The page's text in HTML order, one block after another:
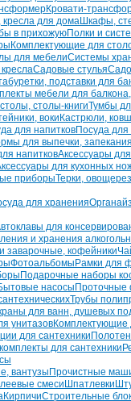
Кровати-
для домаШкафы,
в прихожуюПолки и
Комплектующие для
для мебелиСистемы
Садовые стулья
подставки для
мебели для
столы-книгиТумбы
воки Кастрюли,
для напитковПосуда для
для выпечки, запекания
напитковАксессуары
для кухонных
приборыТерки,
для хранения
для
и хранения
заварочные, кофейники
Фотоальбомы Рамки для
Подарочные наборы
насосы Проточные
Трубы
для ванн, душевых
унитазовКомплектующие
для сантехники
для сантехники
вантузы Прочистные
смеси Шпатлевки
КирпичиСтроительные